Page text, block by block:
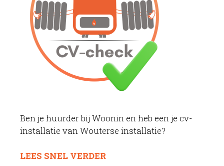
Ben je huurder bij Woonin en heb een je cv-
installatie van Wouterse installatie?
LEES SNEL VERDER